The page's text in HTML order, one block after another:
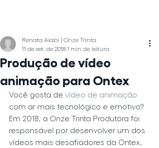
Produção de vídeo
animação para Ontex
Renata Alabi | Onze Trinta
11 de set. de 2018 1 min de leitura
Você gosta de vídeo de animação
com ar mais tecnológico e emotivo?
Em 2018, a Onze Trinta Produtora foi
responsável por desenvolver um dos
vídeos mais desafiadores da Ontex,